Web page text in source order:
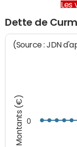
Les
Dette de
Montants (€)
(Source : JDN
0